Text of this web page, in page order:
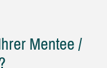
Mentee /